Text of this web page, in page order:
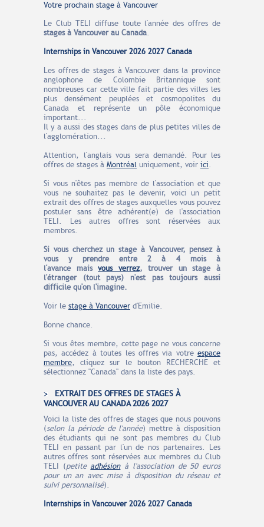
Votre prochain stage à Vancouver
Le Club TELI diffuse toute l'année des offres de
stages à Vancouver au Canada.
Internships in Vancouver 2026 2027 Canada
Les offres de stages à Vancouver dans la province
anglophone de Colombie Britannique sont
nombreuses car cette ville fait partie des villes les
plus densément peuplées et cosmopolites du
Canada et représente un pôle économique
important...
Il y a aussi des stages dans de plus petites villes de
l'agglomération...
Attention, l'anglais vous sera demandé. Pour les
offres de stages à Montréal uniquement, voir ici.
Si vous n'êtes pas membre de l'association et que
vous ne souhaitez pas le devenir, voici un petit
extrait des offres de stages auxquelles vous pouvez
postuler sans être adhérent(e) de l'association
TELI. Les autres offres sont réservées aux
membres.
Si vous cherchez un stage à Vancouver, pensez à
vous y prendre entre 2 à 4 mois à
l'avance maisvous verrez, trouver un stage à
l'étranger (tout pays) n'est pas toujours aussi
difficile qu'on l'imagine.
Voir le stage à Vancouver d'Emilie.
Bonne chance.
Si vous êtes membre, cette page ne vous concerne
pas, accédez à toutes les offres via votre espace
membre, cliquez sur le bouton RECHERCHE et
sélectionnez "Canada" dans la liste des pays.
EXTRAIT DES OFFRES DE STAGES À
VANCOUVER AU CANADA 2026 2027
Voici la liste des offres de stages que nous pouvons
(selon la période de l'année) mettre à disposition
des étudiants qui ne sont pas membres du Club
TELI en passant par l'un de nos partenaires. Les
autres offres sont réservées aux membres du Club
TELI (petite adhésionà l'association de 50 euros
pour un an avec mise à disposition du réseau et
suivi personnalisé).
Internships in Vancouver 2026 2027 Canada